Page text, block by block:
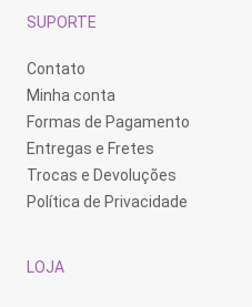
SUPORTE
Contato
Minha conta
Formas de Pagamento
Entregas e Fretes
Trocas e Devoluções
Política de Privacidade
LOJA